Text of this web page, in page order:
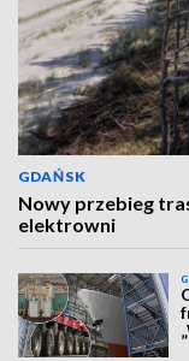
GDAŃSK
Nowy przebieg
elektrowni